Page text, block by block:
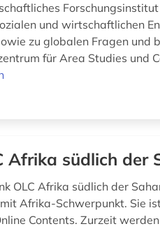
und wirtschaftlichen
zu globalen Fragen
für Area Studies und
Afrika südlich der
OLC Afrika südlich der
Afrika-Schwerpunkt. Sie
Contents. Zurzeit